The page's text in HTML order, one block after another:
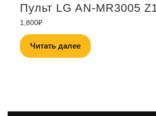
Пульт LG AN-MR3005
1,800₽
Читать далее